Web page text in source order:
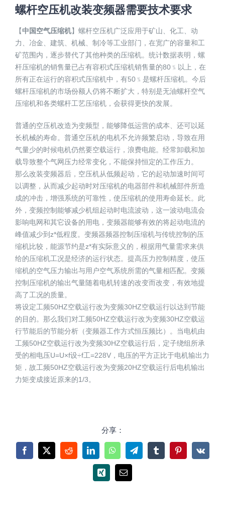
螺杆空压机改装变频器需要技术要求
【中国空气压缩机】螺杆空压机广泛应用于矿山、化工、动
力、冶金、建筑、机械、制冷等工业部门，在宽广的容量和工
矿范围内，逐步替代了其他种类的压缩机。统计数据表明，螺
杆压缩机的销售量已占有容积式压缩机销售量的80﹪以上，在
所有正在运行的容积式压缩机中，有50﹪是螺杆压缩机。今后
螺杆压缩机的市场份额人仍将不断扩大，特别是无油螺杆空气
压缩机和各类螺杆工艺压缩机，会获得更快的发展。
普通的空压机改造为变频型，能够降低运营的成本、还可以延
长机械的寿命。普通空压机的电机不允许频繁启动，导致在用
气量少的时候电机仍然要空载运行，浪费电能。经常卸载和加
载导致整个气网压力经常变化，不能保持恒定的工作压力。
那么改装变频器后，空压机从低频起动，它的起动加速时间可
以调整，从而减少起动时对压缩机的电器部件和机械部件所造
成的冲击，增强系统的可靠性，使压缩机的使用寿命延长。此
外，变频控制能够减少机组起动时电流波动，这一波动电流会
影响电网和其它设备的用电，变频器能够有效的将起动电流的
峰值减少到z*低程度。变频器频器控制压缩机与传统控制的压
缩机比较，能源节约是z*有实际意义的，根据用气量需求来供
给的压缩机工况是经济的运行状态。提高压力控制精度，使压
缩机的空气压力输出与用户空气系统所需的气量相匹配。变频
控制压缩机的输出气量随着电机转速的改变而改变，有效地提
高了工况的质量。
将设定工频50HZ空载运行改为变频30HZ空载运行以达到节能
的目的。那么我们对工频50HZ空载运行改为变频30HZ空载运
行节能后的节能分析（变频器工作方式恒压频比）。当电机由
工频50HZ空载运行改为变频30HZ空载运行后，定子绕组所承
受的相电压U=U×f设÷f工=228V，电压的平方正比于电机输出力
矩，故工频50HZ空载运行改为变频20HZ空载运行后电机输出
力矩变成接近原来的1/3。
分享：
Facebook
X RedditLinkedInWhatsAppTelegramTumblrPinterest
Vk
Xing
电